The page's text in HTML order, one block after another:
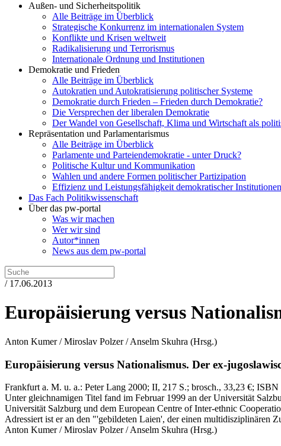
Außen- und Sicherheitspolitik
Alle Beiträge im Überblick
Strategische Konkurrenz im internationalen System
Konflikte und Krisen weltweit
Radikalisierung und Terrorismus
Internationale Ordnung und Institutionen
Demokratie und Frieden
Alle Beiträge im Überblick
Autokratien und Autokratisierung politischer Systeme
Demokratie durch Frieden – Frieden durch Demokratie?
Die Versprechen der liberalen Demokratie
Der Wandel von Gesellschaft, Klima und Wirtschaft als
Repräsentation und Parlamentarismus
Alle Beiträge im Überblick
Parlamente und Parteiendemokratie - unter Druck?
Politische Kultur und Kommunikation
Wahlen und andere Formen politischer Partizipation
Effizienz und Leistungsfähigkeit demokratischer Institutionen
Das Fach Politikwissenschaft
Über das pw-portal
Was wir machen
Wer wir sind
Autor*innen
News aus dem pw-portal
/ 17.06.2013
Europäisierung versus
Anton Kumer / Miroslav Polzer / Anselm Skuhra (Hrsg.)
Europäisierung versus Nationalismus. Der ex-
Frankfurt a. M. u. a.: Peter Lang 2000; II, 217 S.; brosch., 33,23 €; ISBN
Unter gleichnamigen Titel fand im Februar 1999 an der Universität
Universität Salzburg und dem European Centre of Inter-ethnic
Adressiert ist er an den "'gebildeten Laien', der einen multidisziplinären
Anton Kumer / Miroslav Polzer / Anselm Skuhra (Hrsg.)